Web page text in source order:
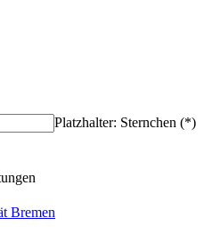
Platzhalter: Sternchen (*)
Bremen